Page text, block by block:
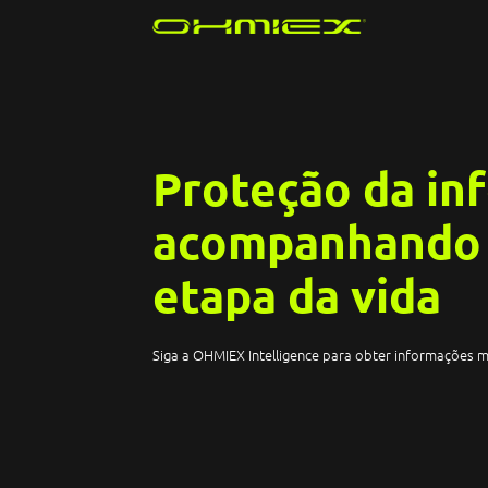
Proteção da
acompanhando
etapa da vida
Siga a OHMIEX Intelligence para obter informações